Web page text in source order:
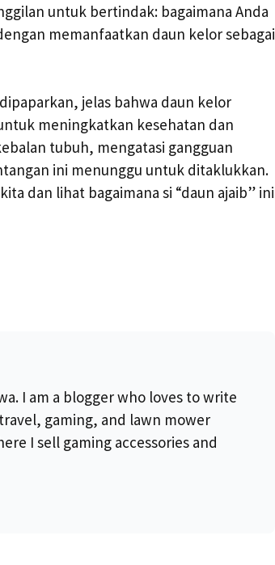
untuk bertindak: bagaimana Anda
memanfaatkan daun kelor sebagai
jelas bahwa daun kelor
meningkatkan kesehatan dan
tubuh, mengatasi gangguan
ini menunggu untuk ditaklukkan.
dan lihat bagaimana si “daun ajaib” ini
I am a blogger who loves to write
gaming, and lawn mower
I sell gaming accessories and